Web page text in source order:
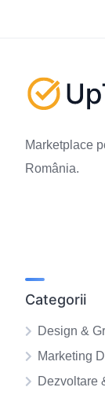
Marketplace
România.
Categorii
Design &
Marketing
Dezvoltare